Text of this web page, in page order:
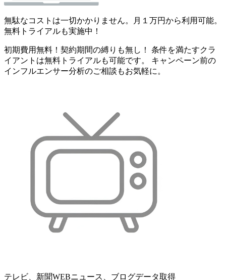
無駄なコストは一切かかりません。月１万円から利用可能。
無料トライアルも実施中！
初期費用無料！契約期間の縛りも無し！ 条件を満たすクラ
イアントは無料トライアルも可能です。 キャンペーン前の
インフルエンサー分析のご相談もお気軽に。
テレビ、新聞WEBニュース、ブログデータ取得